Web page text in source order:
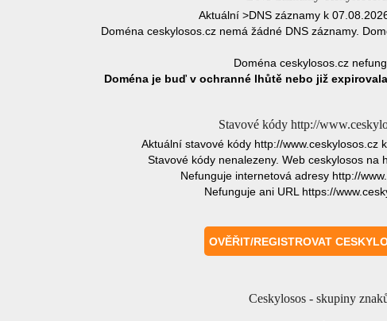
Aktuální >DNS záznamy k
Doména ceskylosos.cz nemá žádné DNS záznamy.
Doména ceskylosos.cz
Doména je buď v ochranné lhůtě nebo již
Stavové kódy http://
Aktuální stavové kódy http://www.ceskylosos.cz
Stavové kódy nenalezeny. Web ceskylosos na
Nefunguje internetová adresy http://
Nefunguje ani URL https://
Ceskylosos - skupiny